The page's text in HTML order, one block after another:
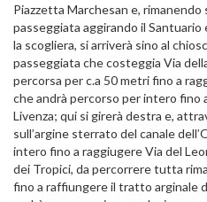
Piazzetta Marchesan e, rimanendo
passeggiata aggirando il
la scogliera, si arriverà sino al
passeggiata che costeggia Via
percorsa per c.a 50 metri fino a
che andrà percorso per intero fino
Livenza; qui si girerà destra e,
sull’argine sterrato del canale
intero fino a raggiugere Via del
dei Tropici, da percorrere tutta
fino a raffiungere il tratto arginale